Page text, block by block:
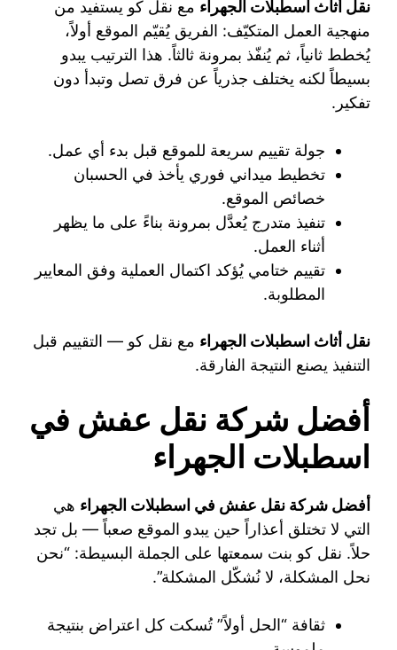
نقل أثاث اسطبلات الجهراء مع نقل كو يستفيد من
منهجية العمل المتكيّف: الفريق يُقيّم الموقع أولاً،
يُخطط ثانياً، ثم يُنفّذ بمرونة ثالثاً. هذا الترتيب يبدو
بسيطاً لكنه يختلف جذرياً عن فرق تصل وتبدأ دون
تفكير.
جولة تقييم سريعة للموقع قبل بدء أي عمل.
تخطيط ميداني فوري يأخذ في الحسبان
خصائص الموقع.
تنفيذ متدرج يُعدَّل بمرونة بناءً على ما يظهر
أثناء العمل.
تقييم ختامي يُؤكد اكتمال العملية وفق المعايير
المطلوبة.
نقل أثاث اسطبلات الجهراء مع نقل كو — التقييم قبل
التنفيذ يصنع النتيجة الفارقة.
أفضل شركة نقل عفش في
اسطبلات الجهراء
أفضل شركة نقل عفش في اسطبلات الجهراء هي
التي لا تختلق أعذاراً حين يبدو الموقع صعباً — بل تجد
حلاً. نقل كو بنت سمعتها على الجملة البسيطة: “نحن
نحل المشكلة، لا نُشكّل المشكلة”.
ثقافة “الحل أولاً” تُسكت كل اعتراض بنتيجة